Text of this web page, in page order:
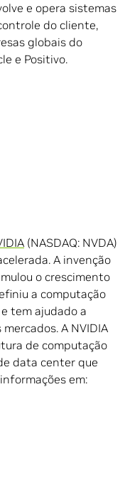
e opera sistemas
do cliente,
globais do
e Positivo.
(NASDAQ: NVDA)
A invenção
o crescimento
a computação
tem ajudado a
A NVIDIA
de computação
data center que
em: